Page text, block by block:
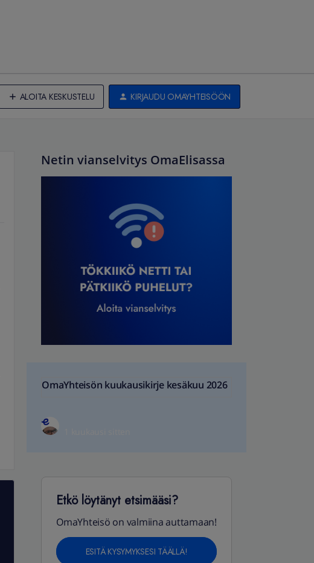
ALOITA KESKUSTELU KIRJAUDU OMAYHTEISÖÖN
Netin vianselvitys OmaElisassa
OmaYhteisön kuukausikirje kesäkuu 2026
Etkö löytänyt etsimääsi?
OmaYhteisö on valmiina auttamaan!
ESITÄ KYSYMYKSESI TÄÄLLÄ!